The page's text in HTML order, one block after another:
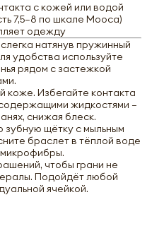
с кожей или водой
7,5–8 по шкале Мооса)
одежду
натянув пружинный
удобства используйте
рядом с застежкой
коже. Избегайте контакта
жидкостями —
снижая блеск.
зубную щётку с мыльным
браслет в тёплой воде
микрофибры.
чтобы грани не
Подойдёт любой
ячейкой.
я даю своё согласие
с алмазной огранкой
+
я даю своё согласие
данных, в